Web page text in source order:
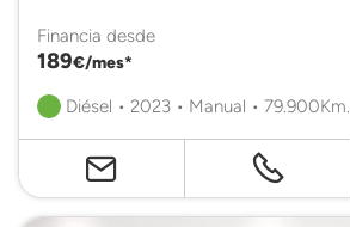
Financia desde
189€/mes*
Diésel • 2023 • Manual • 79.900Km.